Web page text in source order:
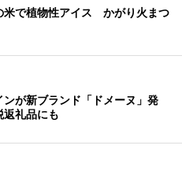
米で植物性アイス かがり火まつ
が新ブランド「ドメーヌ」発
礼品にも